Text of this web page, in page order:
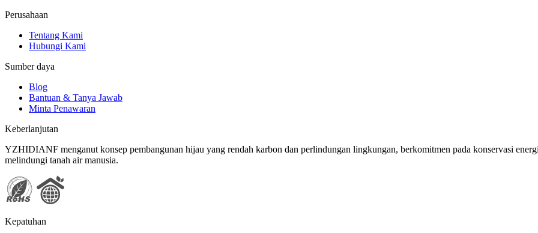
Perusahaan
Tentang Kami
Hubungi Kami
Sumber daya
Blog
Bantuan & Tanya Jawab
Minta Penawaran
Keberlanjutan
YZHIDIANF menganut konsep pembangunan hijau yang rendah karbon dan perlindungan lingkungan, berkomitmen pada konservasi
melindungi tanah air manusia.
Kepatuhan